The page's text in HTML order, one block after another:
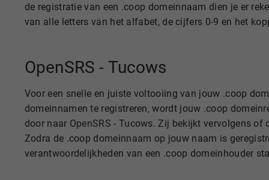
de registratie van een .coop domeinnaam dien je er
van alle letters van het alfabet, de cijfers 0-9 en het
OpenSRS - Tucows
Voor een snelle en juiste voltooiing van jouw .coop
domeinnamen te registreren, wordt jouw .coop
door naar OpenSRS - Tucows. Zij bekijkt vervolgens
Zodra de .coop domeinnaam op jouw naam is
verantwoordelijkheden van een .coop domeinhouder